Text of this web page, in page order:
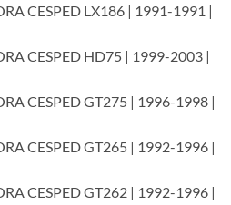
CESPED LX186 | 1991-1991 |
CESPED HD75 | 1999-2003 |
CESPED GT275 | 1996-1998 |
CESPED GT265 | 1992-1996 |
CESPED GT262 | 1992-1996 |